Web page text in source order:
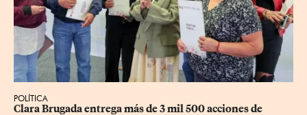
POLÍTICA
Clara Brugada entrega más de 3 mil 500 acciones de